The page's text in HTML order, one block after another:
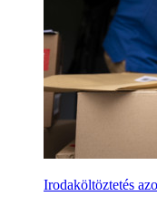
Irodaköltöztetés